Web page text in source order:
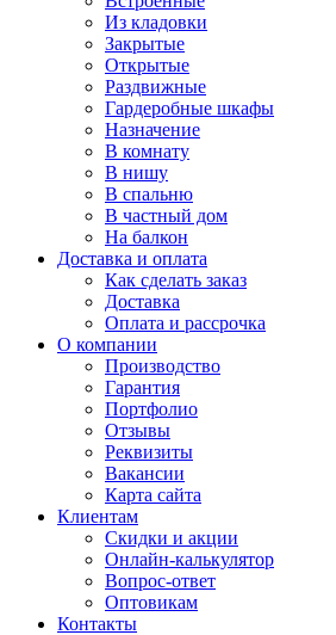
Из кладовки
Закрытые
Открытые
Раздвижные
Гардеробные шкафы
Назначение
В комнату
В нишу
В спальню
В частный дом
На балкон
Доставка и оплата
Как сделать заказ
Доставка
Оплата и рассрочка
О компании
Производство
Гарантия
Портфолио
Отзывы
Реквизиты
Вакансии
Карта сайта
Клиентам
Скидки и акции
Онлайн-калькулятор
Вопрос-ответ
Оптовикам
Контакты